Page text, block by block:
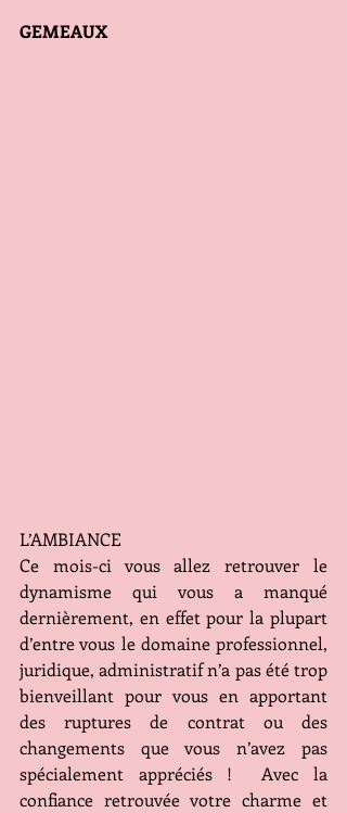
GEMEAUX
L’AMBIANCE
Ce mois-ci vous allez retrouver le
dynamisme qui vous a manqué
dernièrement, en effet pour la plupart
d’entre vous le domaine professionnel,
juridique, administratif n’a pas été trop
bienveillant pour vous en apportant
des ruptures de contrat ou des
changements que vous n’avez pas
spécialement appréciés !  Avec la
confiance retrouvée votre charme et